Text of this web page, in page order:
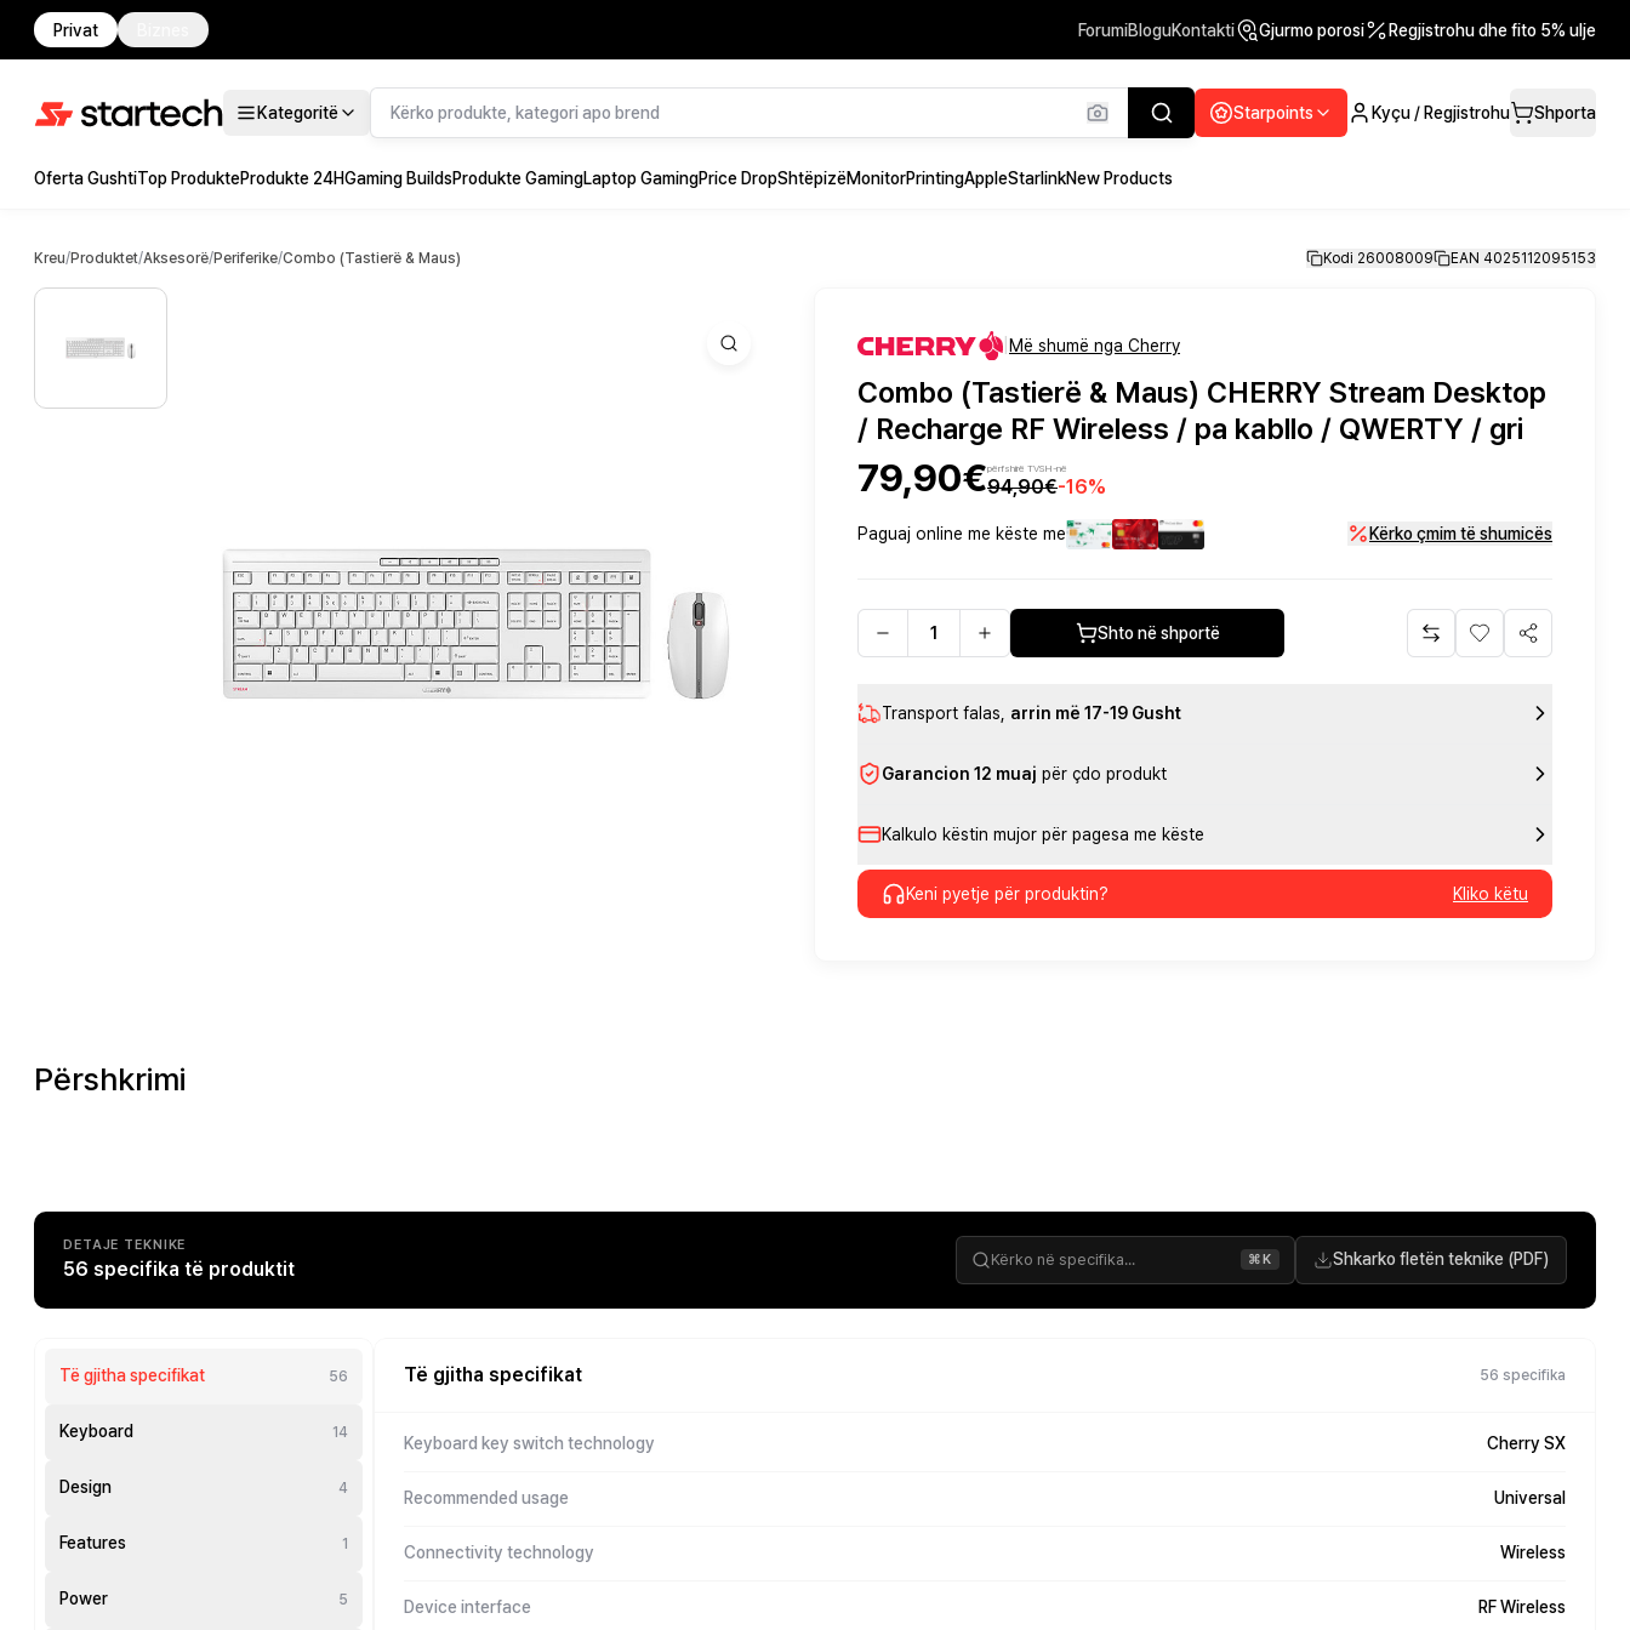
Privat ForumiBloguKontakti Gjurmo porosi Regjistrohu dhe fito 5% ulje
Kategoritë Starpoints Kyçu / Regjistrohu Shporta
Oferta GushtiTop ProdukteProdukte 24HGaming BuildsProdukte GamingLaptop GamingPrice DropShtëpizëMonitorPrintingAppleStarlinkNew Products
Kreu/Produktet/Aksesorë/Periferike/Combo (Tastierë & Maus) Kodi 26008009 EAN 4025112095153
Më shumë nga Cherry
Combo (Tastierë & Maus) CHERRY Stream Desktop
/ Recharge RF Wireless / pa kabllo / QWERTY / gri
79,90€përfshirë TVSH-në
94,90€-16%
Paguaj online me këste me Kërko çmim të shumicës
Shto në shportë
Transport falas arrin më 17-19 Gusht
Garancion 12 muaj për çdo produkt
Kalkulo këstin mujor për pagesa me këste
Keni pyetje për produktin? Kliko këtu
Përshkrimi
DETAJE TEKNIKE
56 specifika të produktit ⌘K Shkarko fletën teknike (PDF)
Të gjitha specifikat 56
Keyboard 14
Design 4
Features 1
Power 5
Të gjitha specifikat 56 specifika
Keyboard key switch technology Cherry SX
Recommended usage Universal
Connectivity technology Wireless
Device interface RF Wireless